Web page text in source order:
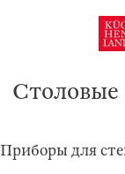
Приборы для